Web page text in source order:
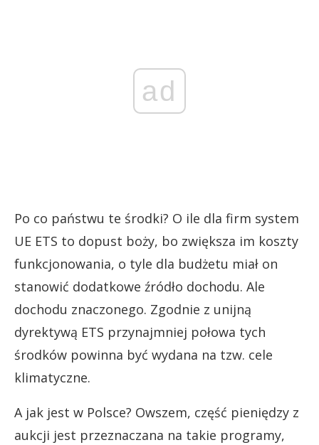
ad
Po co państwu te środki? O ile dla firm system
UE ETS to dopust boży, bo zwiększa im koszty
funkcjonowania, o tyle dla budżetu miał on
stanowić dodatkowe źródło dochodu. Ale
dochodu znaczonego. Zgodnie z unijną
dyrektywą ETS przynajmniej połowa tych
środków powinna być wydana na tzw. cele
klimatyczne.
A jak jest w Polsce? Owszem, część pieniędzy z
aukcji jest przeznaczana na takie programy,